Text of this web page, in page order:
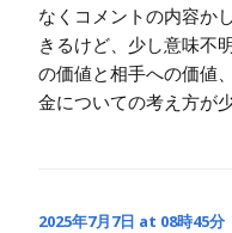
なくコメントの内容か
きるけど、少し意味不
の価値と相手への価値
金についての考え方が
2025年7月7日 at 08時45分